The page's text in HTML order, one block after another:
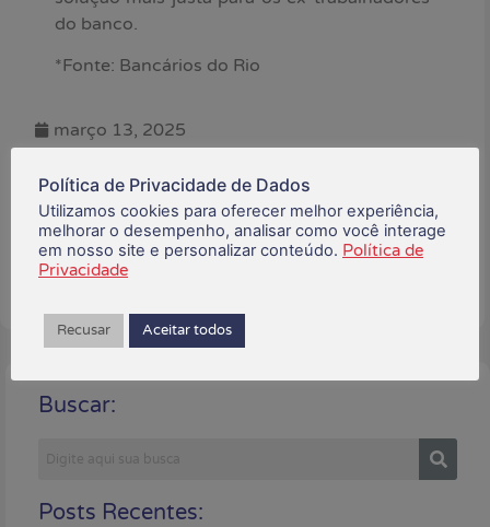
do banco.
*Fonte: Bancários do Rio
março 13, 2025
Está gostando do conteúdo?
Compartilhe!
Buscar:
Posts Recentes:
Política de Privacidade de Dados
Utilizamos cookies para oferecer melhor experiência,
melhorar o desempenho, analisar como você interage
em nosso site e personalizar conteúdo. Política de
Privacidade
Recusar Aceitar todos